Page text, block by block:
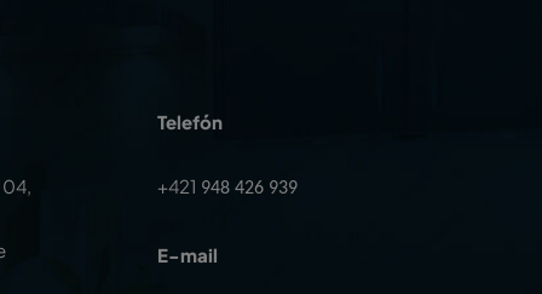
Telefón
+421 948 426 939
E-mail